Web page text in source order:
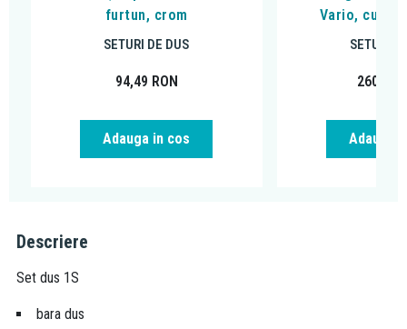
furtun, crom
SETURI DE DUS
94,49 RON
Adauga in cos
Vario, cu
SETURI
260,71
Adauga
Descriere
Set dus 1S
bara dus